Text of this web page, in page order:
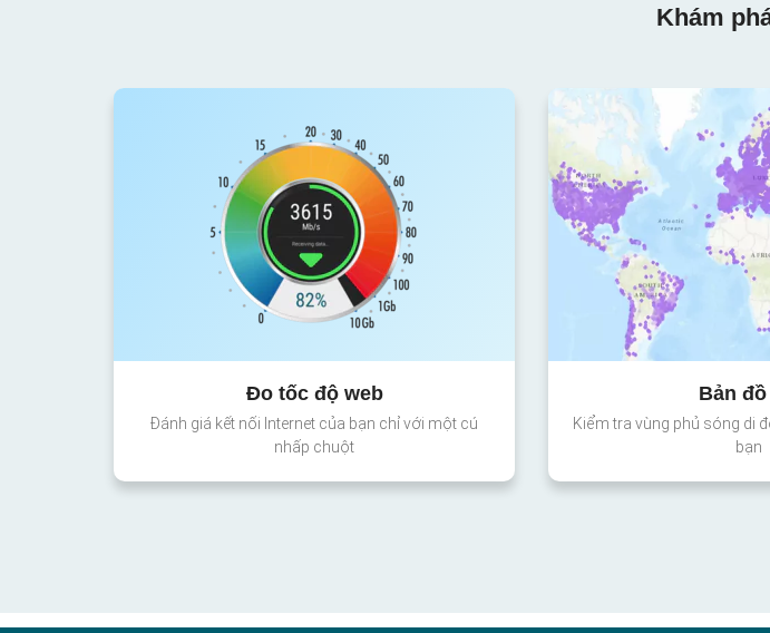
Khám
Đo tốc độ web
Đánh giá kết nối Internet của bạn chỉ với một cú
nhấp chuột
Bản đồ
Kiểm tra vùng phủ sóng di
bạn